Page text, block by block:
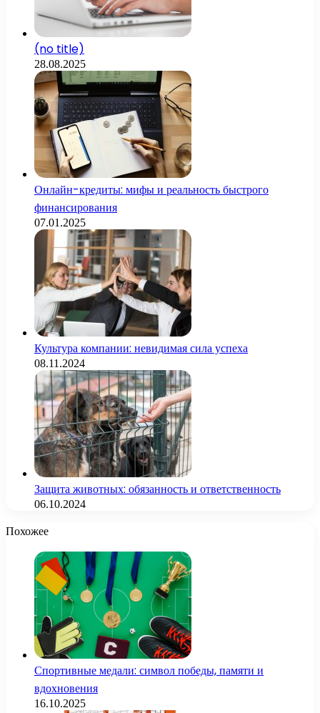
(no title)
28.08.2025
Онлайн-кредиты: мифы и реальность быстрого
финансирования
07.01.2025
Культура компании: невидимая сила успеха
08.11.2024
Защита животных: обязанность и ответственность
06.10.2024
Похожее
Спортивные медали: символ победы, памяти и
вдохновения
16.10.2025